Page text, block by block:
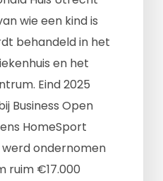
wie een kind is
behandeld in het
en het
Eind 2025
Business Open
HomeSport
ondernomen
ruim €17.000